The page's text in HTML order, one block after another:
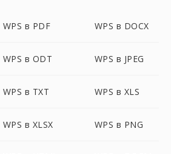
WPS в PDF WPS в DOCX
WPS в ODT WPS в JPEG
WPS в TXT WPS в XLS
WPS в XLSX WPS в PNG